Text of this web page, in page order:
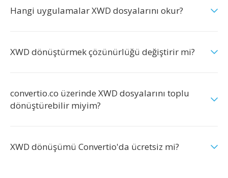
Hangi uygulamalar XWD dosyalarını okur?
XWD dönüştürmek çözünürlüğü değiştirir mi?
convertio.co üzerinde XWD dosyalarını toplu
dönüştürebilir miyim?
XWD dönüşümü Convertio'da ücretsiz mi?